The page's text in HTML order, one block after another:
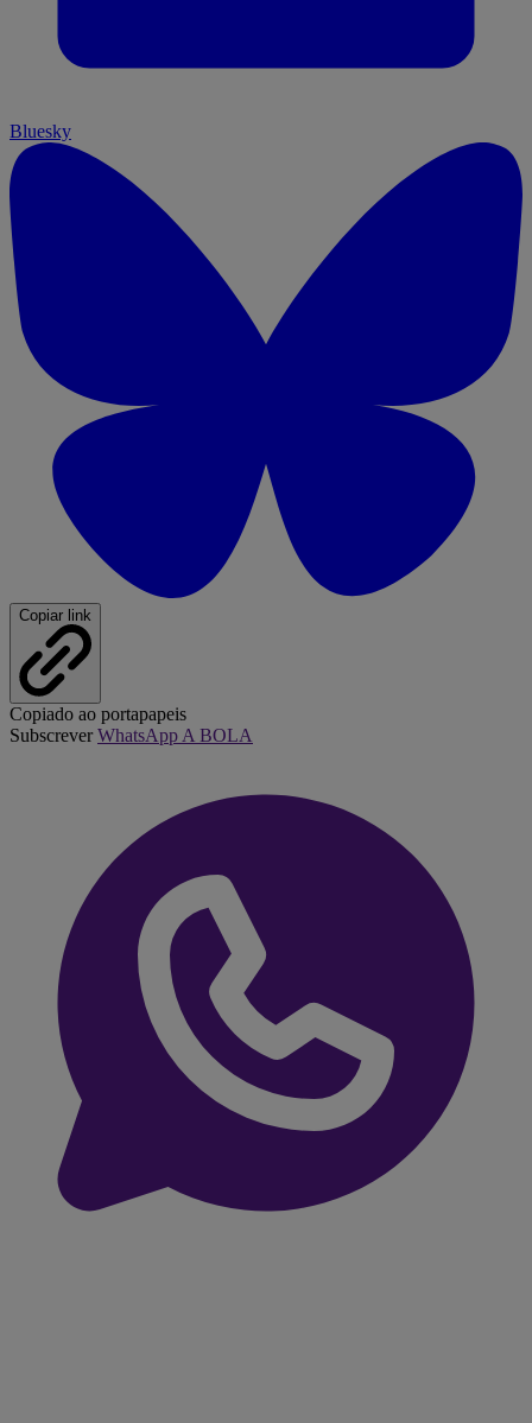
Bluesky
Copiar link
Copiado ao portapapeis
SubscreverWhatsApp A BOLA